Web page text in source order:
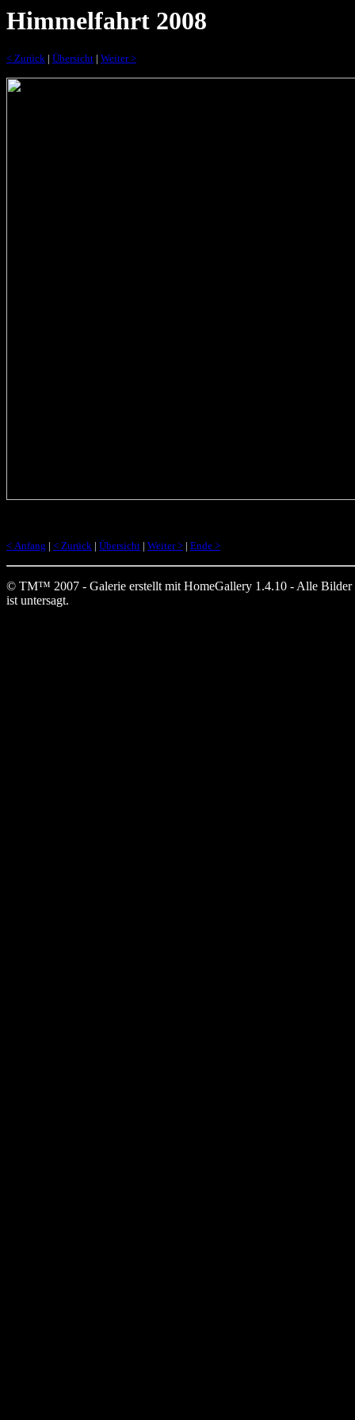
Himmelfahrt 2008
< Zurück | Übersicht | Weiter >
< Anfang | < Zurück | Übersicht | Weiter > | Ende >
© TM™ 2007 - Galerie erstellt mit HomeGallery 1.4.10 - Alle Bilder
ist untersagt.